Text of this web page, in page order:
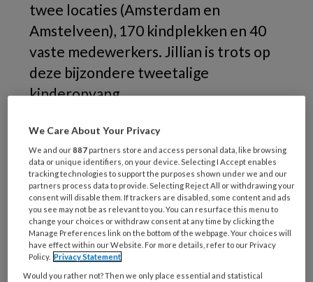
twee locaties (Amsterdam en
Amstelveen), 170 kindplekken en 40
vaste medewerkers. Jillian is trots op
deze bijzondere tweetalige
kinderopvang.
Pedagogisch
REGISTREREN
Wil je dit artikel lezen?
Maak gratis een account aan en lees 2
We Care About Your Privacy
We and our887 partners store and access personal data, like browsing
data or unique identifiers, on your device. Selecting I Accept enables
tracking technologies to support the purposes shown under we and our
partners process data to provide. Selecting Reject All or withdrawing your
consent will disable them. If trackers are disabled, some content and ads
you see may not be as relevant to you. You can resurface this menu to
change your choices or withdraw consent at any time by clicking the
Manage Preferences link on the bottom of the webpage. Your choices will
have effect within our Website. For more details, refer to our Privacy
Policy. Privacy Statement
Would you rather not? Then we only place essential and statistical